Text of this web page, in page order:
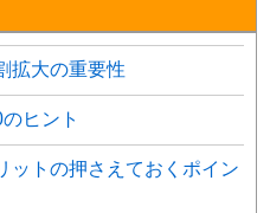
拡大の重要性
ヒント
ットの押さえておくポイン